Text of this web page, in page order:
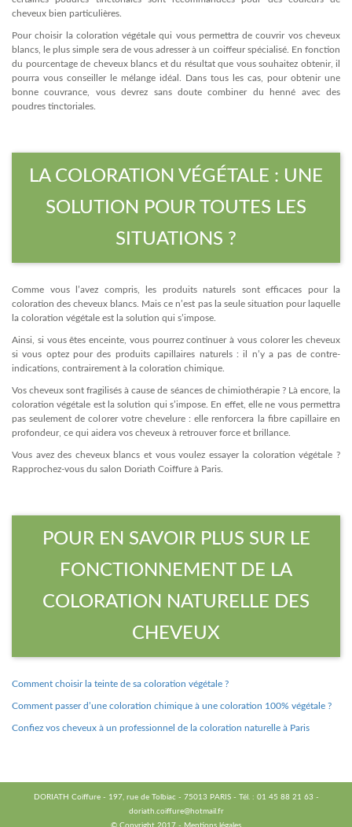
cheveux bien particulières.
Pour choisir la coloration végétale qui vous permettra de couvrir vos cheveux
blancs, le plus simple sera de vous adresser à un coiffeur spécialisé. En fonction
du pourcentage de cheveux blancs et du résultat que vous souhaitez obtenir, il
pourra vous conseiller le mélange idéal. Dans tous les cas, pour obtenir une
bonne couvrance, vous devrez sans doute combiner du henné avec des
poudres tinctoriales.
LA COLORATION VÉGÉTALE : UNE
SOLUTION POUR TOUTES LES
SITUATIONS ?
Comme vous l’avez compris, les produits naturels sont efficaces pour la
coloration des cheveux blancs. Mais ce n’est pas la seule situation pour laquelle
la coloration végétale est la solution qui s’impose.
Ainsi, si vous êtes enceinte, vous pourrez continuer à vous colorer les cheveux
si vous optez pour des produits capillaires naturels : il n’y a pas de contre-
indications, contrairement à la coloration chimique.
Vos cheveux sont fragilisés à cause de séances de chimiothérapie ? Là encore, la
coloration végétale est la solution qui s’impose. En effet, elle ne vous permettra
pas seulement de colorer votre chevelure : elle renforcera la fibre capillaire en
profondeur, ce qui aidera vos cheveux à retrouver force et brillance.
Vous avez des cheveux blancs et vous voulez essayer la coloration végétale ?
Rapprochez-vous du salon Doriath Coiffure à Paris.
POUR EN SAVOIR PLUS SUR LE
FONCTIONNEMENT DE LA
COLORATION NATURELLE DES
CHEVEUX
Comment choisir la teinte de sa coloration végétale ?
Comment passer d’une coloration chimique à une coloration 100% végétale ?
Confiez vos cheveux à un professionnel de la coloration naturelle à Paris
DORIATH Coiffure - 197, rue de Tolbiac - 75013 PARIS - Tél. : 01 45 88 21 63 -
doriath.coiffure@hotmail.fr
© Copyright 2017 - Mentions légales